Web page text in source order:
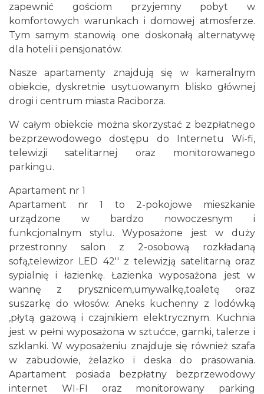
zapewnić gościom przyjemny pobyt w
komfortowych warunkach i domowej atmosferze.
Tym samym stanowią one doskonałą alternatywę
dla hoteli i pensjonatów.
Nasze apartamenty znajdują się w kameralnym
obiekcie, dyskretnie usytuowanym blisko głównej
drogi i centrum miasta Raciborza.
W całym obiekcie można skorzystać z bezpłatnego
bezprzewodowego dostępu do Internetu Wi-fi,
telewizji satelitarnej oraz monitorowanego
parkingu.
Apartament nr 1
Apartament nr 1 to 2-pokojowe mieszkanie
urządzone w bardzo nowoczesnym i
funkcjonalnym stylu. Wyposażone jest w duży
przestronny salon z 2-osobową rozkładaną
sofą,telewizor LED 42'' z telewizją satelitarną oraz
sypialnię i łazienkę. Łazienka wyposażona jest w
wannę z prysznicem,umywalkę,toaletę oraz
suszarkę do włosów. Aneks kuchenny z lodówką
,płytą gazową i czajnikiem elektrycznym. Kuchnia
jest w pełni wyposażona w sztućce, garnki, talerze i
szklanki. W wyposażeniu znajduje się również szafa
w zabudowie, żelazko i deska do prasowania.
Apartament posiada bezpłatny bezprzewodowy
internet WI-FI oraz monitorowany parking